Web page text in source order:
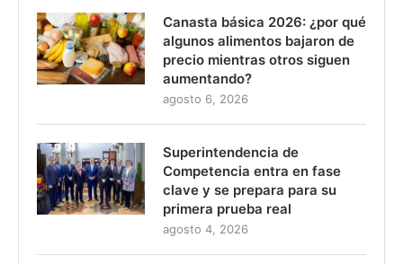
Canasta básica 2026: ¿por qué
algunos alimentos bajaron de
precio mientras otros siguen
aumentando?
agosto 6, 2026
Superintendencia de
Competencia entra en fase
clave y se prepara para su
primera prueba real
agosto 4, 2026